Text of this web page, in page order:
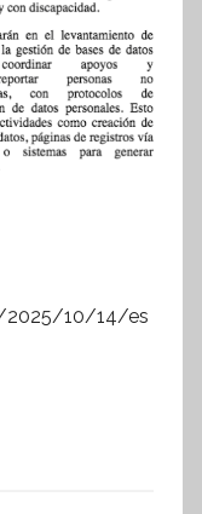
2025/10/14/es